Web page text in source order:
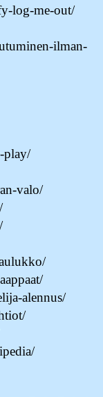
log-me-out/
ilman-
play/
valo/
alennus/